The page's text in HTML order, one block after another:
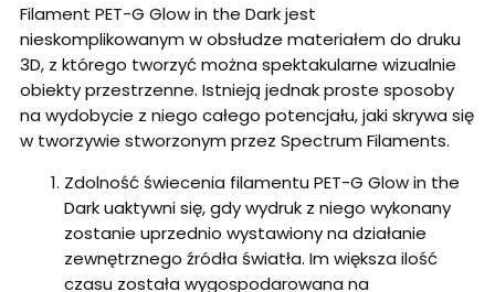
Filament PET-G Glow in the Dark jest
nieskomplikowanym w obsłudze materiałem do druku
3D, z którego tworzyć można spektakularne wizualnie
obiekty przestrzenne. Istnieją jednak proste sposoby
na wydobycie z niego całego potencjału, jaki skrywa się
w tworzywie stworzonym przez Spectrum Filaments.
Zdolność świecenia filamentu PET-G Glow in the
Dark uaktywni się, gdy wydruk z niego wykonany
zostanie uprzednio wystawiony na działanie
zewnętrznego źródła światła. Im większa ilość
czasu została wygospodarowana na